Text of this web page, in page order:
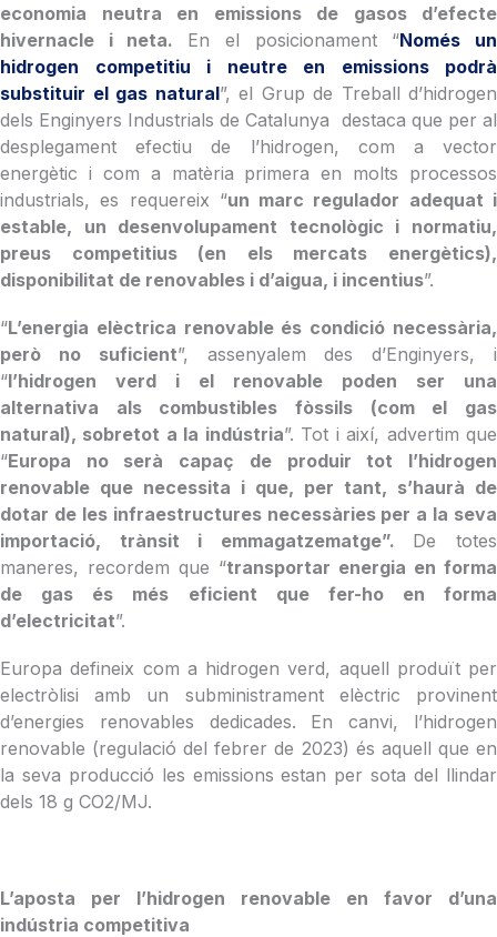
economia neutra en emissions de gasos d’efecte
hivernacle i neta. En el posicionament “Només un
hidrogen competitiu i neutre en emissions podrà
substituir el gas natural”, el Grup de Treball d’hidrogen
dels Enginyers Industrials de Catalunya destaca que per al
desplegament efectiu de l’hidrogen, com a vector
energètic i com a matèria primera en molts processos
industrials, es requereix “un marc regulador adequat i
estable, un desenvolupament tecnològic i normatiu,
preus competitius (en els mercats energètics),
disponibilitat de renovables i d’aigua, i incentius”.
“L’energia elèctrica renovable és condició necessària,
però no suficient”, assenyalem des d’Enginyers, i
“l’hidrogen verd i el renovable poden ser una
alternativa als combustibles fòssils (com el gas
natural), sobretot a la indústria”. Tot i així, advertim que
“Europa no serà capaç de produir tot l’hidrogen
renovable que necessita i que, per tant, s’haurà de
dotar de les infraestructures necessàries per a la seva
importació, trànsit i emmagatzematge”. De totes
maneres, recordem que “transportar energia en forma
de gas és més eficient que fer-ho en forma
d’electricitat”.
Europa defineix com a hidrogen verd, aquell produït per
electròlisi amb un subministrament elèctric provinent
d’energies renovables dedicades. En canvi, l’hidrogen
renovable (regulació del febrer de 2023) és aquell que en
la seva producció les emissions estan per sota del llindar
dels 18 g CO2/MJ.
L’aposta per l’hidrogen renovable en favor d’una
indústria competitiva